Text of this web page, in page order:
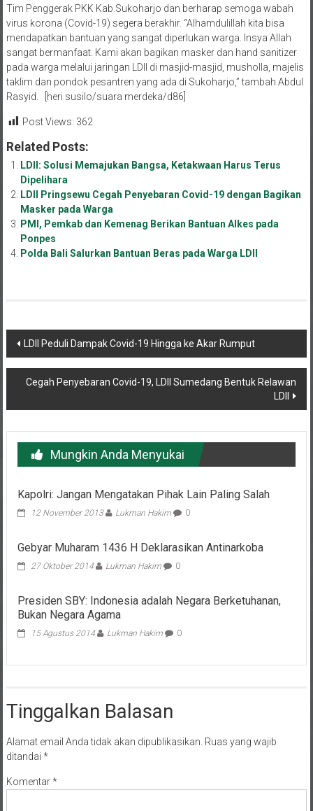
virus korona (Covid-19) segera berakhir. “Alhamdulillah kita bisa
mendapatkan bantuan yang sangat diperlukan warga. Insya Allah
sangat bermanfaat. Kami akan bagikan masker dan hand sanitizer
pada warga melalui jaringan LDII di masjid-masjid, musholla, majelis
taklim dan pondok pesantren yang ada di Sukoharjo,” tambah Abdul
Rasyid. [heri susilo/suara merdeka/d86]
LDII: Solusi Memajukan Bangsa, Ketakwaan Harus Terus
Dipelihara
LDII Pringsewu Cegah Penyebaran Covid-19 dengan Bagikan
Masker pada Warga
PMI, Pemkab dan Kemenag Berikan Bantuan Alkes pada
Ponpes
Polda Bali Salurkan Bantuan Beras pada Warga LDII
Navigasi
pos
LDII Peduli Dampak Covid-19 Hingga ke Akar Rumput
Cegah Penyebaran Covid-19, LDII Sumedang Bentuk Relawan
LDII
Mungkin Anda Menyukai
12 November 2013 Lukman Hakim 0
27 Oktober 2014 Lukman Hakim 0
Bukan Negara Agama
15 Agustus 2014 Lukman Hakim
ditandai*